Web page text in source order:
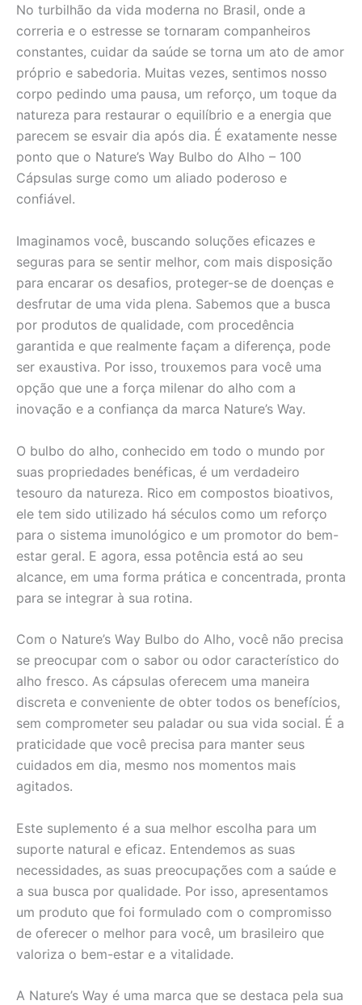
No turbilhão da vida moderna no Brasil, onde a
correria e o estresse se tornaram companheiros
constantes, cuidar da saúde se torna um ato de amor
próprio e sabedoria. Muitas vezes, sentimos nosso
corpo pedindo uma pausa, um reforço, um toque da
natureza para restaurar o equilíbrio e a energia que
parecem se esvair dia após dia. É exatamente nesse
ponto que o Nature’s Way Bulbo do Alho – 100
Cápsulas surge como um aliado poderoso e
confiável.
Imaginamos você, buscando soluções eficazes e
seguras para se sentir melhor, com mais disposição
para encarar os desafios, proteger-se de doenças e
desfrutar de uma vida plena. Sabemos que a busca
por produtos de qualidade, com procedência
garantida e que realmente façam a diferença, pode
ser exaustiva. Por isso, trouxemos para você uma
opção que une a força milenar do alho com a
inovação e a confiança da marca Nature’s Way.
O bulbo do alho, conhecido em todo o mundo por
suas propriedades benéficas, é um verdadeiro
tesouro da natureza. Rico em compostos bioativos,
ele tem sido utilizado há séculos como um reforço
para o sistema imunológico e um promotor do bem-
estar geral. E agora, essa potência está ao seu
alcance, em uma forma prática e concentrada, pronta
para se integrar à sua rotina.
Com o Nature’s Way Bulbo do Alho, você não precisa
se preocupar com o sabor ou odor característico do
alho fresco. As cápsulas oferecem uma maneira
discreta e conveniente de obter todos os benefícios,
sem comprometer seu paladar ou sua vida social. É a
praticidade que você precisa para manter seus
cuidados em dia, mesmo nos momentos mais
agitados.
Este suplemento é a sua melhor escolha para um
suporte natural e eficaz. Entendemos as suas
necessidades, as suas preocupações com a saúde e
a sua busca por qualidade. Por isso, apresentamos
um produto que foi formulado com o compromisso
de oferecer o melhor para você, um brasileiro que
valoriza o bem-estar e a vitalidade.
A Nature’s Way é uma marca que se destaca pela sua